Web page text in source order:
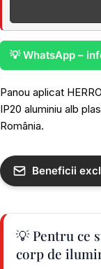
💡 WhatsApp –
Panou aplicat
IP20 aluminiu alb
România.
Beneficii
💡 Pentru ce
corp de